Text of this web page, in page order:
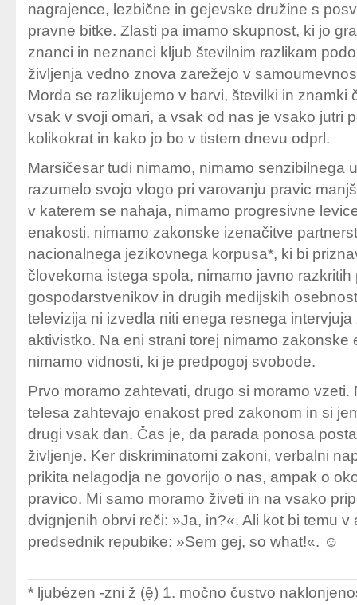
nagrajence, lezbične in gejevske družine s
pravne bitke. Zlasti pa imamo skupnost, ki jo
znanci in neznanci kljub številnim razlikam
življenja vedno znova zarežejo v
Morda se razlikujemo v barvi, številki in znamki
vsak v svoji omari, a vsak od nas je vsako jutri
kolikokrat in kako jo bo v tistem dnevu odprl.
Marsičesar tudi nimamo, nimamo senzibilnega
razumelo svojo vlogo pri varovanju pravic
v katerem se nahaja, nimamo progresivne
enakosti, nimamo zakonske izenačitve
nacionalnega jezikovnega korpusa*, ki bi
človekoma istega spola, nimamo javno
gospodarstvenikov in drugih medijskih
televizija ni izvedla niti enega resnega
aktivistko. Na eni strani torej nimamo zakonske
nimamo vidnosti, ki je predpogoj svobode.
Prvo moramo zahtevati, drugo si moramo
telesa zahtevajo enakost pred zakonom in si
drugi vsak dan. Čas je, da parada ponosa
življenje. Ker diskriminatorni zakoni, verbalni
prikita nelagodja ne govorijo o nas, ampak o
pravico. Mi samo moramo živeti in na vsako
dvignjenih obrvi reči: »Ja, in?«. Ali kot bi temu v
predsednik repubike: »Sem gej, so what!«. ☺
* ljubézen -zni ž (ẹ̑) 1. močno čustvo